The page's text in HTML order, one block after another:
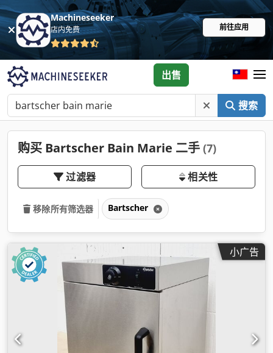
Machineseeker
店内免费 前往应用
搜索
出售
购买 Bartscher Bain Marie 二手 (7)
过滤器 相关性
移除所有筛选器 Bartscher
小广告